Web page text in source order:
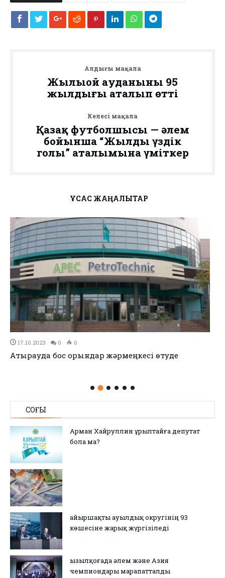
Алдыңғы мақала
Жылыой ауданының 95
жылдығы аталып өтті
Келесі мақала
Қазақ футболшысы — әлем
бойынша “Жылдың үздік
голы” аталымына үміткер
ҰҚСАС ЖАҢАЛЫҚТАР
17.10.2023 0 0
Атырауда бос орындар жәрмеңкесі өтуде
СОҢҒЫ
Арман Хайруллин Құрылтайға депутат
бола ма?
Қайыршақты ауылдық округінің 93
көшесіне жарық жүргізіледі
Қызылқоғада әлем және Азия
чемпиондары марапатталды